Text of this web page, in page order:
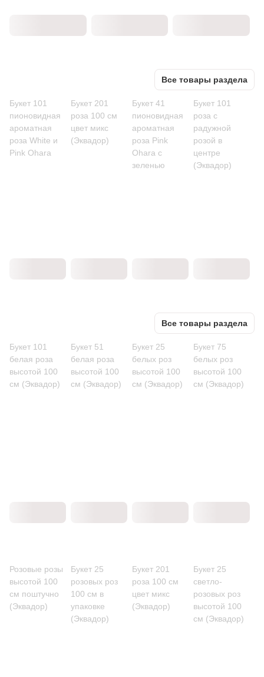
Все товары раздела
Букет 101
пионовидная
ароматная
роза White и
Pink Ohara
Букет 201
роза 100 см
цвет микс
(Эквадор)
Букет 41
пионовидная
ароматная
роза Pink
Ohara с
зеленью
Букет 101
роза с
радужной
розой в
центре
(Эквадор)
Все товары раздела
Букет 101
белая роза
высотой 100
см (Эквадор)
Букет 51
белая роза
высотой 100
см (Эквадор)
Букет 25
белых роз
высотой 100
см (Эквадор)
Букет 75
белых роз
высотой 100
см (Эквадор)
Розовые розы
высотой 100
см поштучно
(Эквадор)
Букет 25
розовых роз
100 см в
упаковке
(Эквадор)
Букет 201
роза 100 см
цвет микс
(Эквадор)
Букет 25
светло-
розовых роз
высотой 100
см (Эквадор)